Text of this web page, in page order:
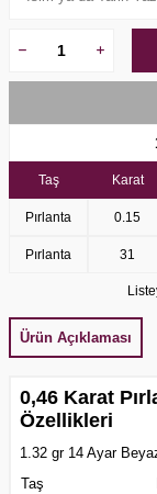
Taş
Pırlanta
Pırlanta
Karat
0.15
31
Ürün Açıklaması
0,46 Karat
Özellikleri
1.32 gr 14 Ayar
Taş